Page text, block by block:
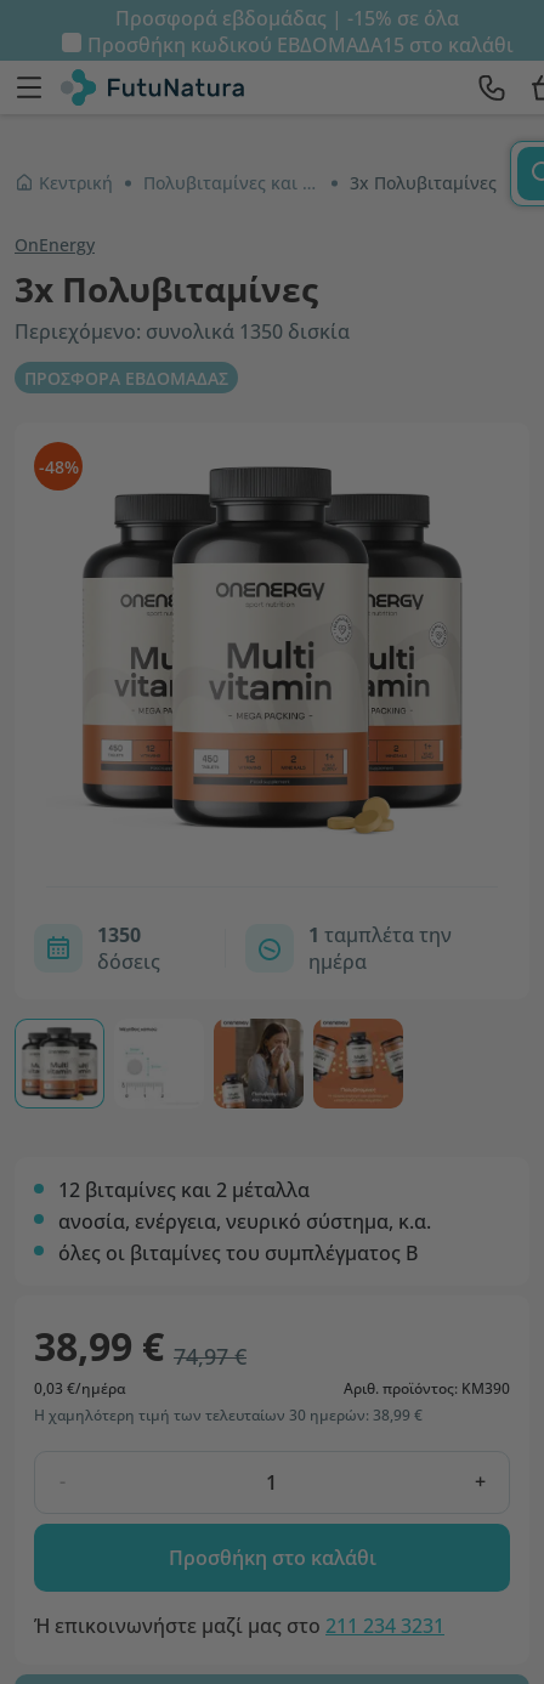
Προσφορά εβδομάδας | -15% σε όλα
Προσθήκη κωδικού ΕΒΔΟΜΑΔΑ15 στο καλάθι
Κεντρική Πολυβιταμίνες και μέταλλα 3x Πολυβιταμίνες
OnEnergy
3x Πολυβιταμίνες
Περιεχόμενο: συνολικά 1350 δισκία
ΠΡΟΣΦΟΡΑ ΕΒΔΟΜΑΔΑΣ
-48%
1350
δόσεις
1 ταμπλέτα την
ημέρα
12 βιταμίνες και 2 μέταλλα
ανοσία, ενέργεια, νευρικό σύστημα, κ.α.
όλες οι βιταμίνες του συμπλέγματος B
38,99 € 74,97 €
0,03 €/ημέρα
Αριθ. προϊόντος: KM390
Η χαμηλότερη τιμή των τελευταίων 30 ημερών: 38,99 €
- +
Προσθήκη στο καλάθι
Ή επικοινωνήστε μαζί μας στο 211 234 3231